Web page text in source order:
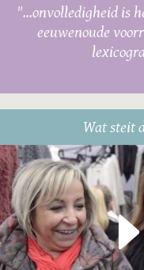
"...onvolledigheid is
eeuwenoude
Wat steit